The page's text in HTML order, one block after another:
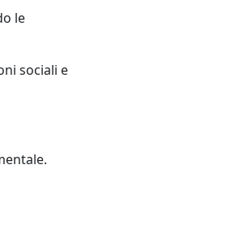
le
sociali e